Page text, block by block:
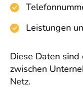
Leistungen
Diese Daten
zwischen
Netz.